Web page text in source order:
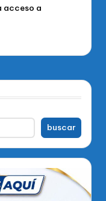
acceso a
buscar